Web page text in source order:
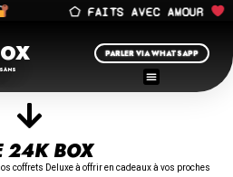
⬠ FAITS AVEC AMOUR
PARLER VIA WHATSAPP
24K BOX
coffrets Deluxe à offrir en cadeaux à vos proches